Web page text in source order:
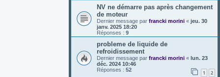
NV ne démarre pas après changement
de moteur
Dernier message par francki morini « jeu. 30
janv. 2025 18:20
Réponses : 9
probleme de liquide de
refroidissement
Dernier message par francki morini « lun. 23
déc. 2024 10:46
Réponses : 52 1 2